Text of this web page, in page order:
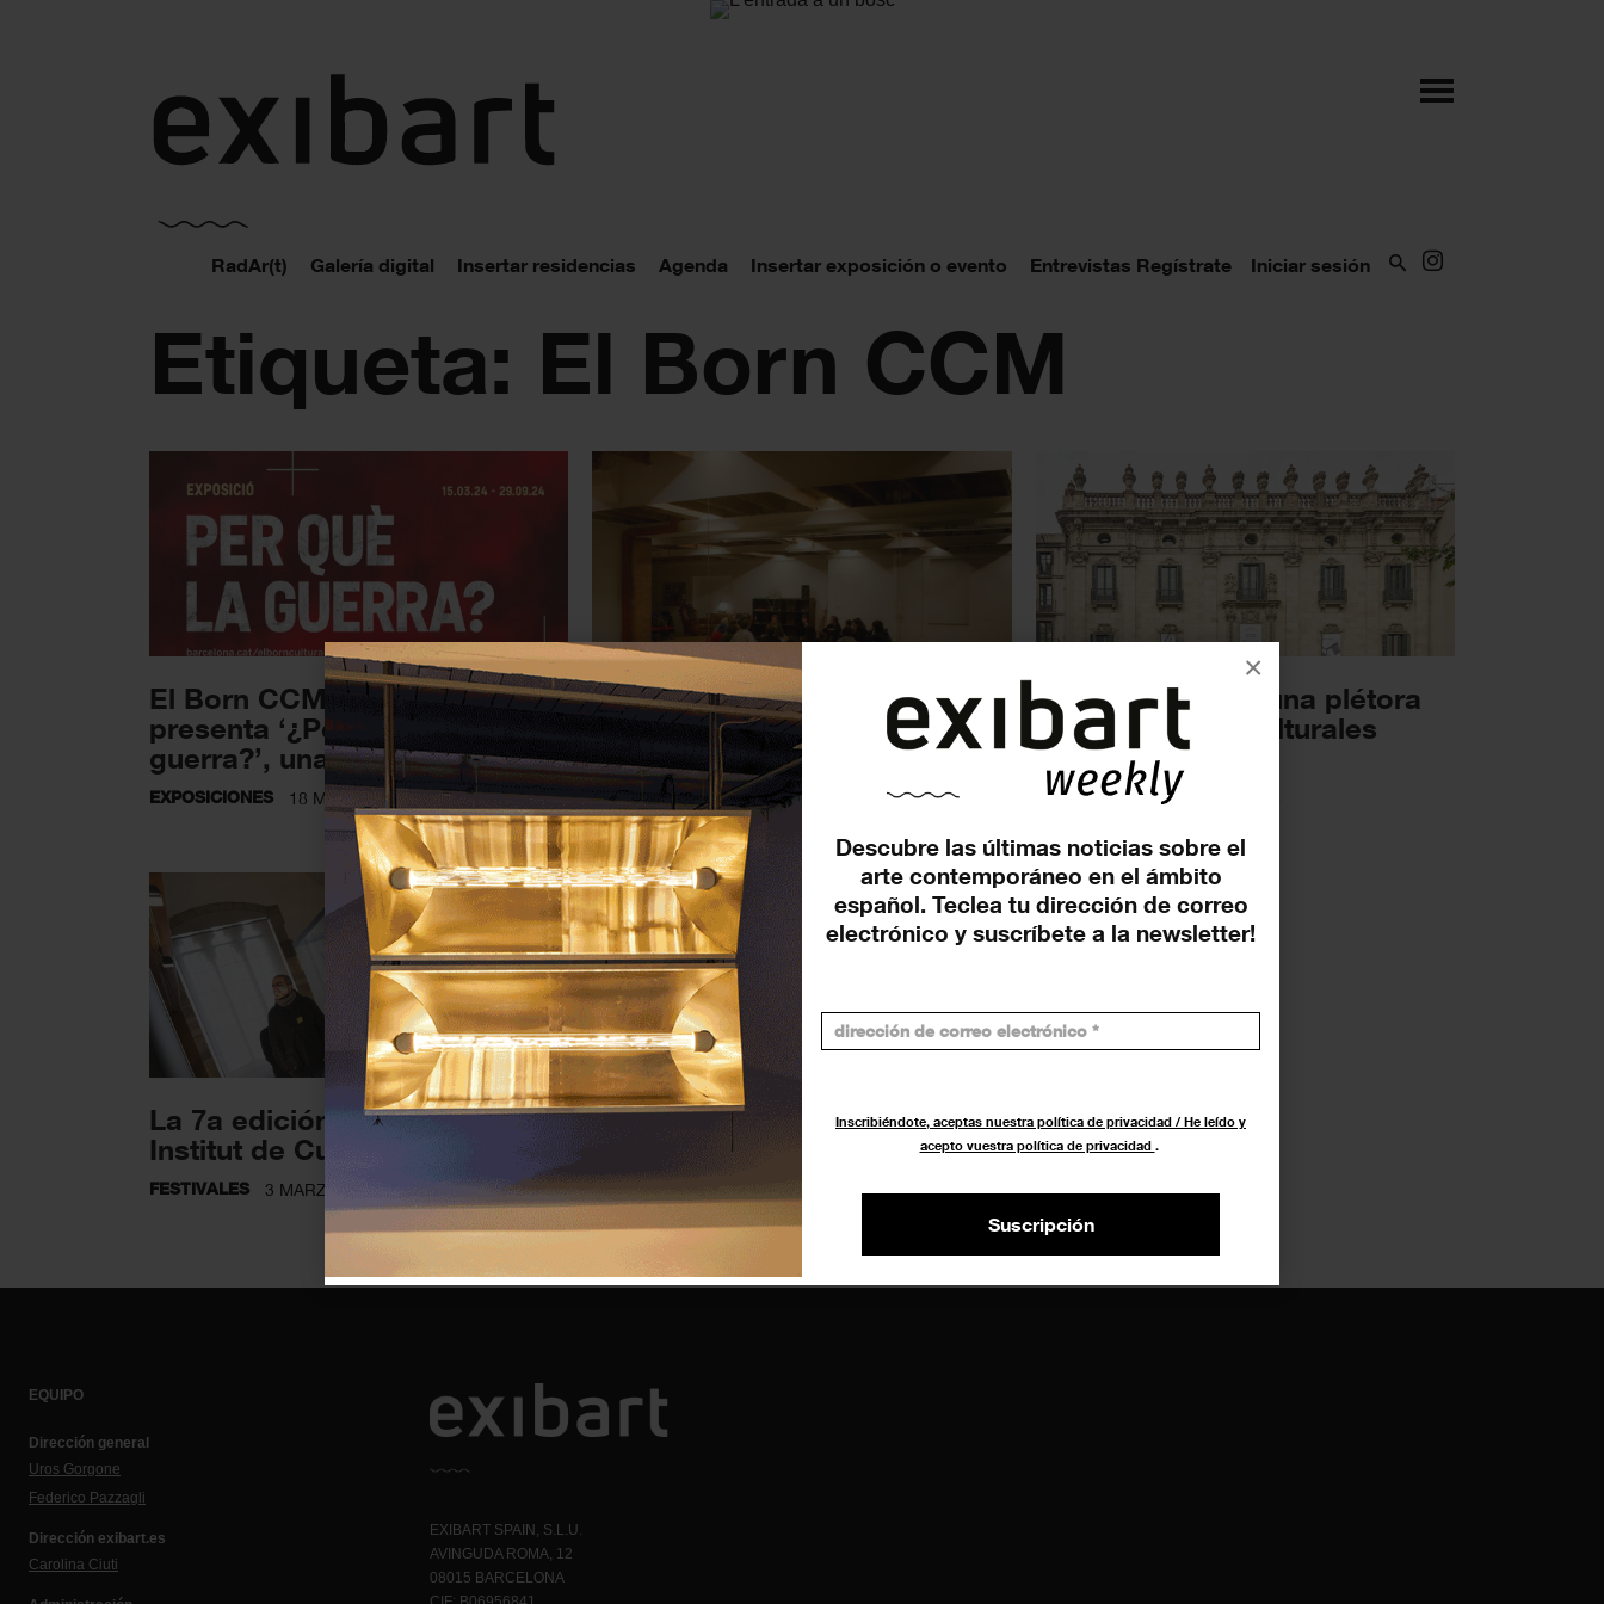
Descubre las últimas noticias sobre el
arte contemporáneo en el ámbito
español. Teclea tu dirección de correo
electrónico y suscríbete a la newsletter!
Inscribiéndote, aceptas nuestra política de privacidad / He leído y
acepto vuestra política de privacidad .
Suscripción
×
RadAr(t) Galería digital Insertar residencias Agenda Insertar exposición o evento Entrevistas Regístrate Iniciar sesión
Etiqueta: El Born CCM
El Born CCM (Barcelona)
presenta ‘¿Por qué la
guerra?’, una exposición...
EXPOSICIONES 18 MARZO 2024
El Born CCM (Barcelona)
inaugura una colaboración
con la Cia Miquel...
EXPOSICIONES 4 JULIO 2023
El ICUB anuncia una plétora
de actividades culturales
estivales en las...
EXPOSICIONES 3 JULIO 2023
La 7a edición de In Museu del
Institut de Cultura de...
FESTIVALES 3 MARZO 2023
EQUIPO
Dirección general
Uros Gorgone
Federico Pazzagli
Dirección exibart.es
Carolina Ciuti
EXIBART SPAIN, S.L.U.
AVINGUDA ROMA, 12
08015 BARCELONA